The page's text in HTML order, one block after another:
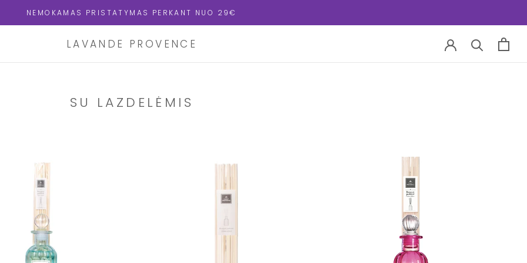
NEMOKAMAS PRISTATYMAS PERKANT NUO 29€
LAVANDE PROVENCE
SU LAZDELĖMIS